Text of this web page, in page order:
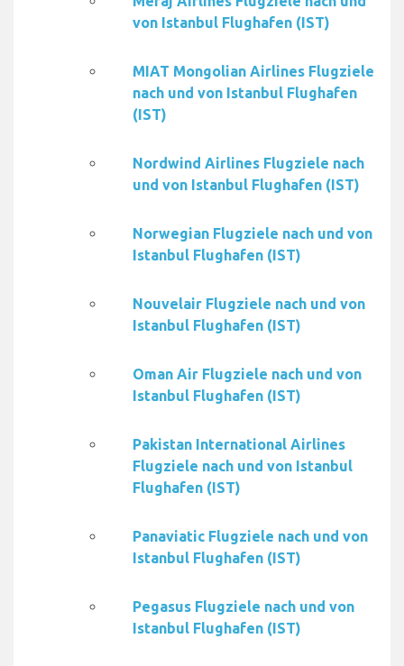
von Istanbul Flughafen (IST)
MIAT Mongolian Airlines Flugziele
nach und von Istanbul Flughafen
(IST)
Nordwind Airlines Flugziele nach
und von Istanbul Flughafen (IST)
Norwegian Flugziele nach und von
Istanbul Flughafen (IST)
Nouvelair Flugziele nach und von
Istanbul Flughafen (IST)
Oman Air Flugziele nach und von
Istanbul Flughafen (IST)
Pakistan International Airlines
Flugziele nach und von Istanbul
Flughafen (IST)
Panaviatic Flugziele nach und von
Istanbul Flughafen (IST)
Pegasus Flugziele nach und von
Istanbul Flughafen (IST)